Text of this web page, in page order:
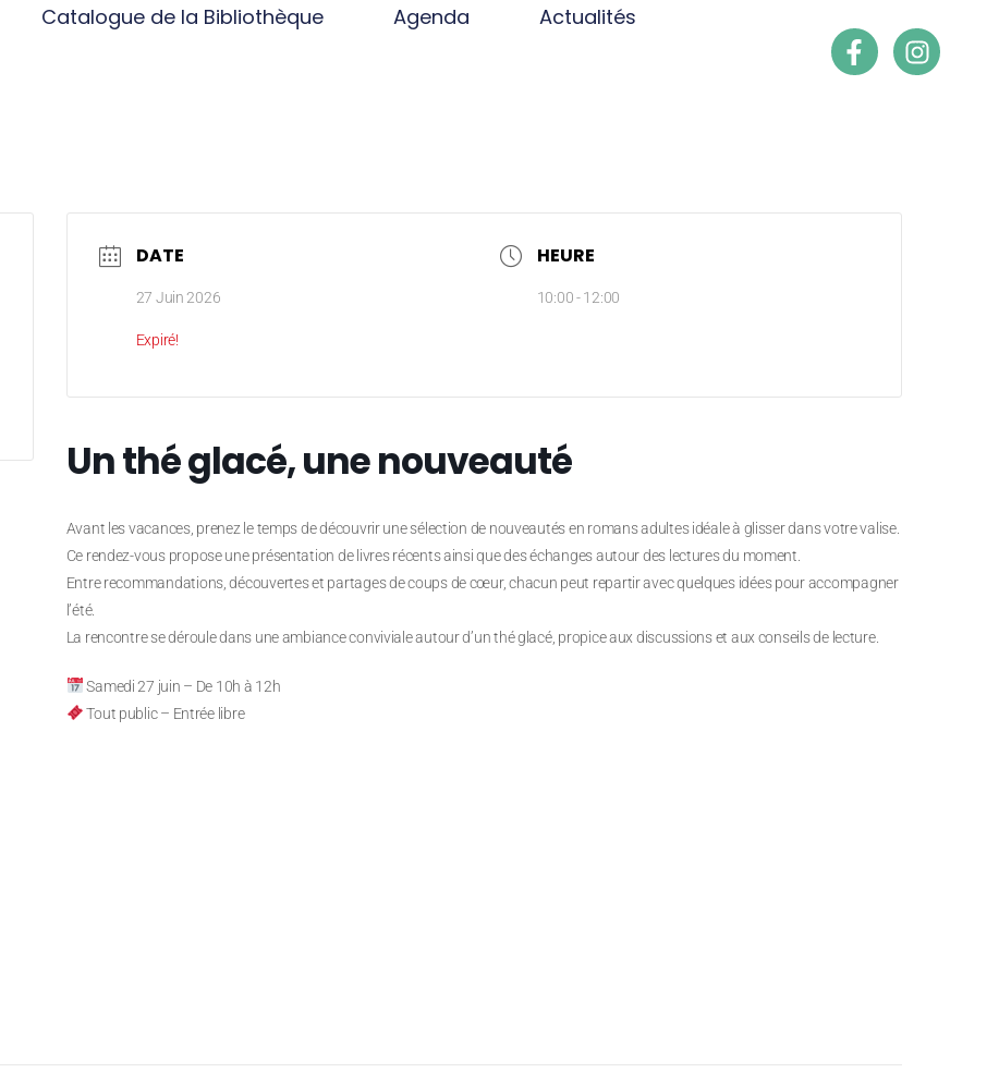
Catalogue de la Bibliothèque Agenda
Actualités
DATE
27 Juin 2026
Expiré!
HEURE
10:00 - 12:00
Un thé glacé, une nouveauté
Avant les vacances, prenez le temps de découvrir une sélection de nouveautés en romans adultes idéale à glisser dans votre valise.
Ce rendez-vous propose une présentation de livres récents ainsi que des échanges autour des lectures du moment.
Entre recommandations, découvertes et partages de coups de cœur, chacun peut repartir avec quelques idées pour accompagner
l’été.
La rencontre se déroule dans une ambiance conviviale autour d’un thé glacé, propice aux discussions et aux conseils de lecture.
Samedi 27 juin – De 10h à 12h
Tout public – Entrée libre